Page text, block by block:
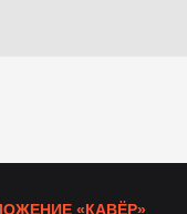
«КАВЁР»